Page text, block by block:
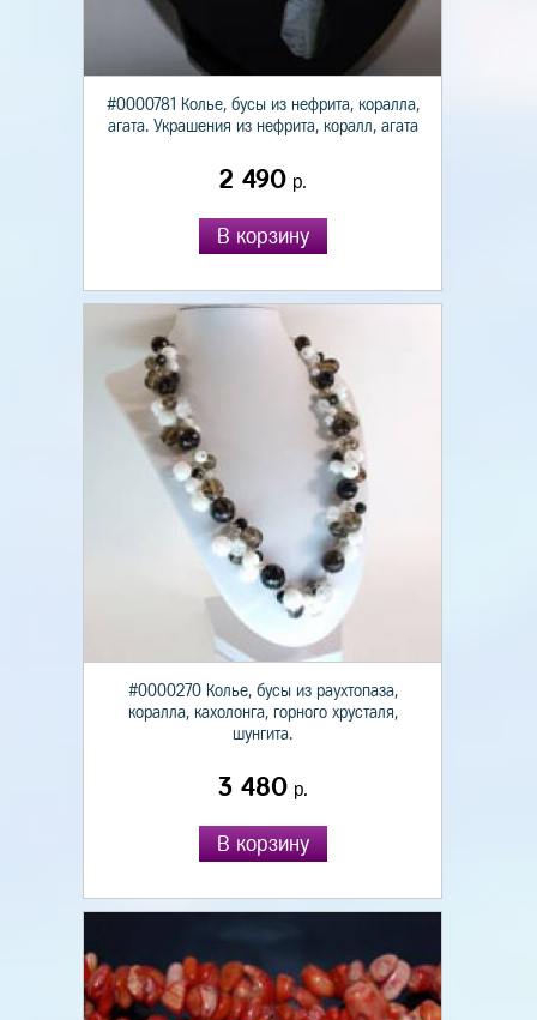
#0000781 Колье, бусы из нефрита, коралла,
агата. Украшения из нефрита, коралл, агата
2 490р.
В корзину
#0000270 Колье, бусы из раухтопаза,
коралла, кахолонга, горного хрусталя,
шунгита.
3 480р.
В корзину